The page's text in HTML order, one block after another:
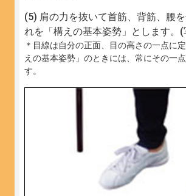
肩の力を抜いて首筋、背筋、腰
れを「構えの基本姿勢」とします。(
＊目線は自分の正面、目の高さの一点に
えの基本姿勢」のときには、常にその一
す。